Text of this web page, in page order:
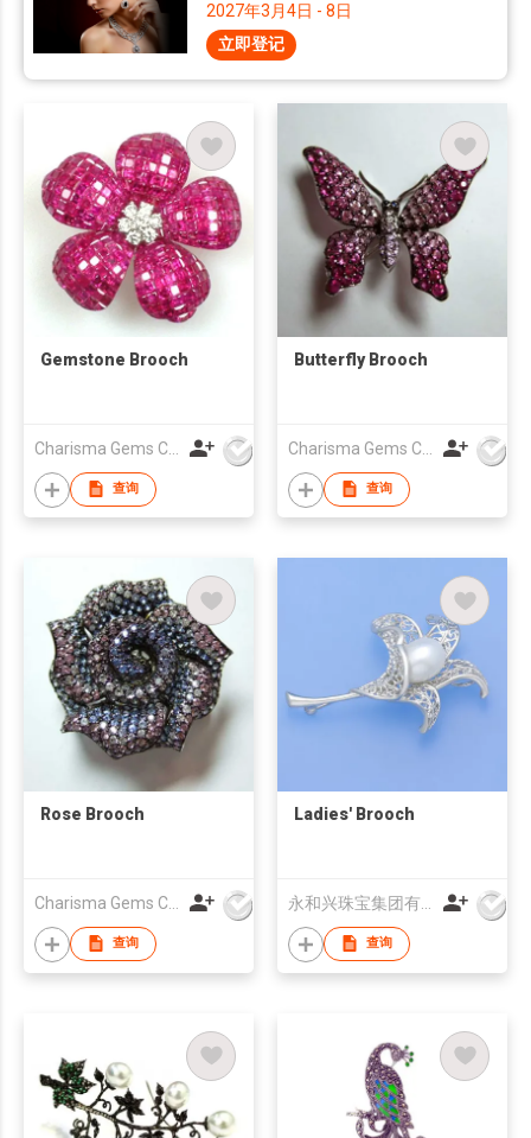
2027年3月4日 - 8日
立即登记
Gemstone Brooch
查询
Butterfly Brooch
查询
Rose Brooch
查询
Ladies' Brooch
查询